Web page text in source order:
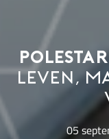
leven,
05